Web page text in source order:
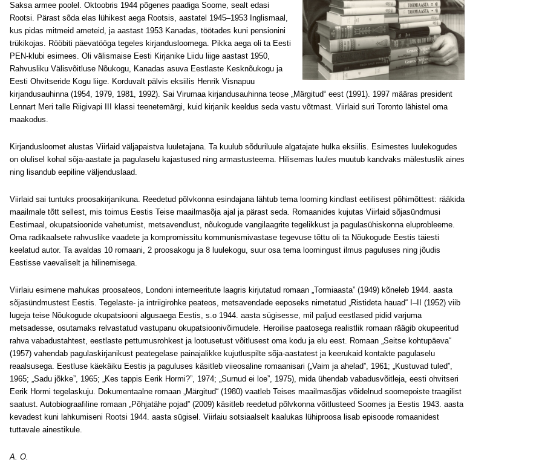
Saksa armee poolel. Oktoobris 1944 põgenes paadiga Soome, sealt edasi
Rootsi. Pärast sõda elas lühikest aega Rootsis, aastatel 1945–1953 Inglismaal,
kus pidas mitmeid ameteid, ja aastast 1953 Kanadas, töötades kuni pensionini
trükikojas. Rööbiti päevatööga tegeles kirjandusloomega. Pikka aega oli ta Eesti
PEN-klubi esimees. Oli välismaise Eesti Kirjanike Liidu liige aastast 1950,
Rahvusliku Välisvõitluse Nõukogu, Kanadas asuva Eestlaste Kesknõukogu ja
Eesti Ohvitseride Kogu liige. Korduvalt pälvis eksiilis Henrik Visnapuu
kirjandusauhinna (1954, 1979, 1981, 1992). Sai Virumaa kirjandusauhinna teose „Märgitud“ eest (1991). 1997 määras president
Lennart Meri talle Riigivapi III klassi teenetemärgi, kuid kirjanik keeldus seda vastu võtmast. Viirlaid suri Toronto lähistel oma
maakodus.
Kirjandusloomet alustas Viirlaid väljapaistva luuletajana. Ta kuulub sõduriluule algatajate hulka eksiilis. Esimestes luulekogudes
on olulisel kohal sõja-aastate ja pagulaselu kajastused ning armastusteema. Hilisemas luules muutub kandvaks mälestuslik aines
ning lisandub eepiline väljenduslaad.
Viirlaid sai tuntuks proosakirjanikuna. Reedetud põlvkonna esindajana lähtub tema looming kindlast eetilisest põhimõttest: rääkida
maailmale tõtt sellest, mis toimus Eestis Teise maailmasõja ajal ja pärast seda. Romaanides kujutas Viirlaid sõja­sündmusi
Eestimaal, okupatsioonide vahetumist, metsa­vendlust, nõukogude vangilaagrite tegelikkust ja pagulasühiskonna eluprobleeme.
Oma radikaalsete rahvuslike vaadete ja kompromissitu kommunismi­vastase tegevuse tõttu oli ta Nõukogude Eestis täiesti
keelatud autor. Ta avaldas 10 romaani, 2 proosakogu ja 8 luulekogu, suur osa tema loomingust ilmus paguluses ning jõudis
Eestisse vaevaliselt ja hilinemisega.
Viirlaiu esimene mahukas proosateos, Londoni interneeritute laagris kirjutatud romaan „Tormiaasta” (1949) kõneleb 1944. aasta
sõjasündmustest Eestis. Tegelaste- ja intriigirohke peateos, metsavendade eeposeks nimetatud „Ristideta hauad“ I–II (1952) viib
lugeja teise Nõukogude okupatsiooni algusaega Eestis, s.o 1944. aasta sügisesse, mil paljud eestlased pidid varjuma
metsadesse, osutamaks relvastatud vastupanu okupatsioonivõimudele. Heroilise paatosega realistlik romaan räägib okupeeritud
rahva vabadustahtest, eestlaste pettumus­rohkest ja lootusetust võitlusest oma kodu ja elu eest. Romaan „Seitse kohtupäeva“
(1957) vahendab pagulas­kirjanikust peategelase painajalikke kujutluspilte sõja-aastatest ja keerukaid kontakte pagulas­elu
reaalsusega. Eestluse käekäiku Eestis ja paguluses käsitleb viieosaline romaanisari („Vaim ja ahelad”, 1961; „Kustuvad tuled”,
1965; „Sadu jõkke”, 1965; „Kes tappis Eerik Hormi?”, 1974; „Surnud ei loe”, 1975), mida ühendab vabadusvõitleja, eesti ohvitseri
Eerik Hormi tegelaskuju. Dokumentaalne romaan „Märgitud“ (1980) vaatleb Teises maailmasõjas võidelnud soome­poiste traagilist
saatust. Autobiograafiline romaan „Põhjatähe pojad” (2009) käsitleb reedetud põlvkonna võitlusteed Soomes ja Eestis 1943. aasta
kevadest kuni lahkumiseni Rootsi 1944. aasta sügisel. Viirlaiu sotsiaalselt kaalukas lühiproosa lisab episoode romaanidest
tuttavale ainestikule.
A. O.